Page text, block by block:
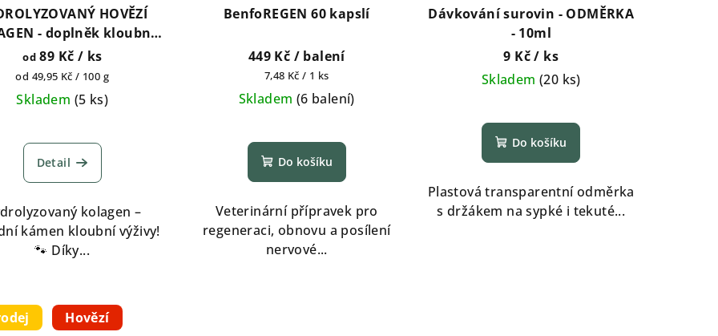
HOVĚZÍ
- doplněk kloubní
pro psy 100g, 250g, 500g,
1kg, 2kg
od89 Kč / ks
Měrná
cena:
od 49,95 Kč / 100 g
Skladem (5 ks)
hodnocení
produktu
je
5,0
z
5
hvězdiček.
Detail
kolagen –
kámen kloubní výživy!
🐾 Díky...
BenfoREGEN 60 kapslí
449 Kč / balení
Měrná
cena:
7,48 Kč / 1 ks
Skladem (6 balení)
hodnocení
produktu
je
5,0
z
5
Do košíku
Veterinární přípravek pro
regeneraci, obnovu a posílení
nervové...
Dávkování surovin - ODMĚRKA
- 10ml
9 Kč/ ks
Skladem (20 ks)
Do košíku
Plastová transparentní odměrka
s držákem na sypké i tekuté...
Hovězí